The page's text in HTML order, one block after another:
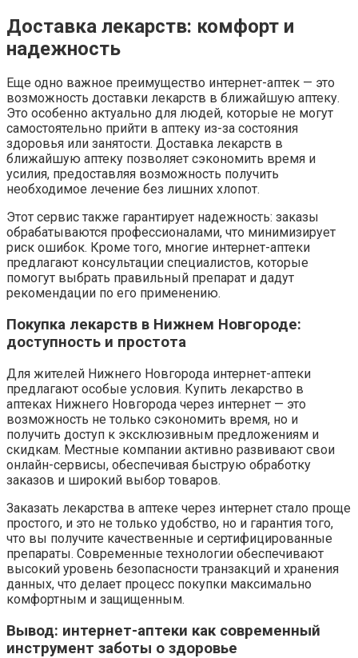
Доставка лекарств: комфорт и
надежность
Еще одно важное преимущество интернет-аптек — это
возможность доставки лекарств в ближайшую аптеку.
Это особенно актуально для людей, которые не могут
самостоятельно прийти в аптеку из-за состояния
здоровья или занятости. Доставка лекарств в
ближайшую аптеку позволяет сэкономить время и
усилия, предоставляя возможность получить
необходимое лечение без лишних хлопот.
Этот сервис также гарантирует надежность: заказы
обрабатываются профессионалами, что минимизирует
риск ошибок. Кроме того, многие интернет-аптеки
предлагают консультации специалистов, которые
помогут выбрать правильный препарат и дадут
рекомендации по его применению.
Покупка лекарств в Нижнем Новгороде:
доступность и простота
Для жителей Нижнего Новгорода интернет-аптеки
предлагают особые условия. Купить лекарство в
аптеках Нижнего Новгорода через интернет — это
возможность не только сэкономить время, но и
получить доступ к эксклюзивным предложениям и
скидкам. Местные компании активно развивают свои
онлайн-сервисы, обеспечивая быструю обработку
заказов и широкий выбор товаров.
Заказать лекарства в аптеке через интернет стало проще
простого, и это не только удобство, но и гарантия того,
что вы получите качественные и сертифицированные
препараты. Современные технологии обеспечивают
высокий уровень безопасности транзакций и хранения
данных, что делает процесс покупки максимально
комфортным и защищенным.
Вывод: интернет-аптеки как современный
инструмент заботы о здоровье